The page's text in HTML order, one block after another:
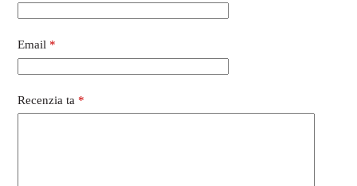
Email *
Recenzia ta *